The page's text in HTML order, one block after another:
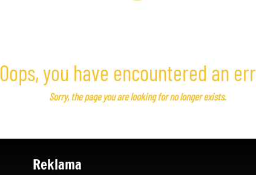
Oops, you have encountered an
Sorry, the page you are looking for no longer exists.
Reklama